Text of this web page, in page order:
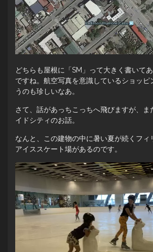
どちらも屋根に「SM」って大きく書いて
ですね。航空写真を意識しているショッピ
うのも珍しいなあ。
さて、話があっちこっちへ飛びますが、ま
イドシティのお話。
なんと、この建物の中に暑い夏が続くフィ
アイススケート場があるのです。